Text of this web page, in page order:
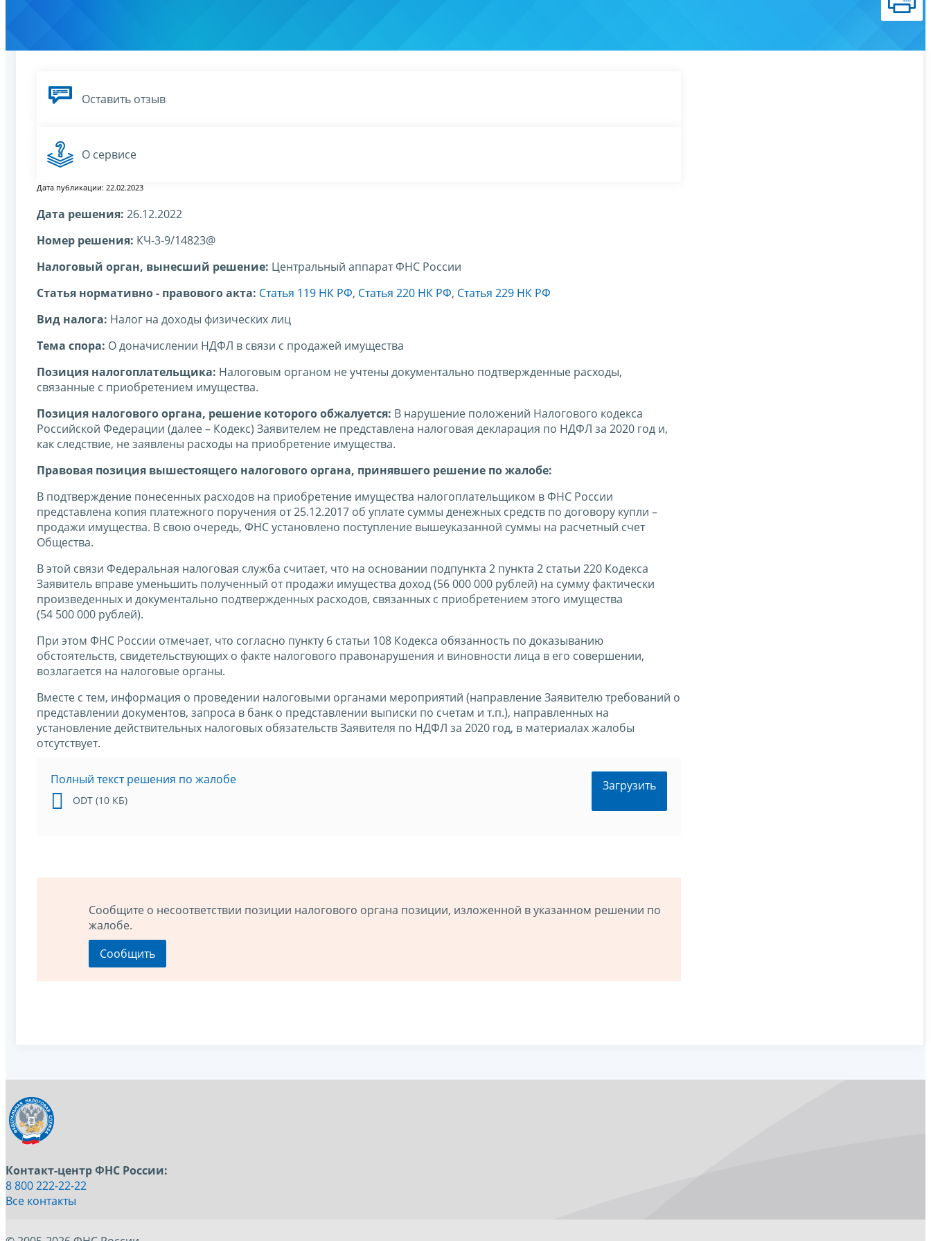
Оставить отзыв
О сервисе
Дата публикации: 22.02.2023
Дата решения: 26.12.2022
Номер решения: КЧ-3-9/14823@
Налоговый орган, вынесший решение: Центральный аппарат ФНС России
Статья нормативно - правового акта: Статья 119 НК РФ, Статья 220 НК РФ, Статья 229 НК РФ
Вид налога: Налог на доходы физических лиц
Тема спора: О доначислении НДФЛ в связи с продажей имущества
Позиция налогоплательщика: Налоговым органом не учтены документально подтвержденные расходы,
связанные с приобретением имущества.
Позиция налогового органа, решение которого обжалуется: В нарушение положений Налогового кодекса
Российской Федерации (далее – Кодекс) Заявителем не представлена налоговая декларация по НДФЛ за 2020 год и,
как следствие, не заявлены расходы на приобретение имущества.
Правовая позиция вышестоящего налогового органа, принявшего решение по жалобе:
В подтверждение понесенных расходов на приобретение имущества налогоплательщиком в ФНС России
представлена копия платежного поручения от 25.12.2017 об уплате суммы денежных средств по договору купли –
продажи имущества. В свою очередь, ФНС установлено поступление вышеуказанной суммы на расчетный счет
Общества.
В этой связи Федеральная налоговая служба считает, что на основании подпункта 2 пункта 2 статьи 220 Кодекса
Заявитель вправе уменьшить полученный от продажи имущества доход (56 000 000 рублей) на сумму фактически
произведенных и документально подтвержденных расходов, связанных с приобретением этого имущества
(54 500 000 рублей).
При этом ФНС России отмечает, что согласно пункту 6 статьи 108 Кодекса обязанность по доказыванию
обстоятельств, свидетельствующих о факте налогового правонарушения и виновности лица в его совершении,
возлагается на налоговые органы.
Вместе с тем, информация о проведении налоговыми органами мероприятий (направление Заявителю требований о
представлении документов, запроса в банк о представлении выписки по счетам и т.п.), направленных на
установление действительных налоговых обязательств Заявителя по НДФЛ за 2020 год, в материалах жалобы
отсутствует.
Полный текст решения по жалобе
ODT (10 КБ)
Загрузить
Сообщите о несоответствии позиции налогового органа позиции, изложенной в указанном решении по
жалобе.
Контакт-центр ФНС России:
8 800 222-22-22
Все контакты